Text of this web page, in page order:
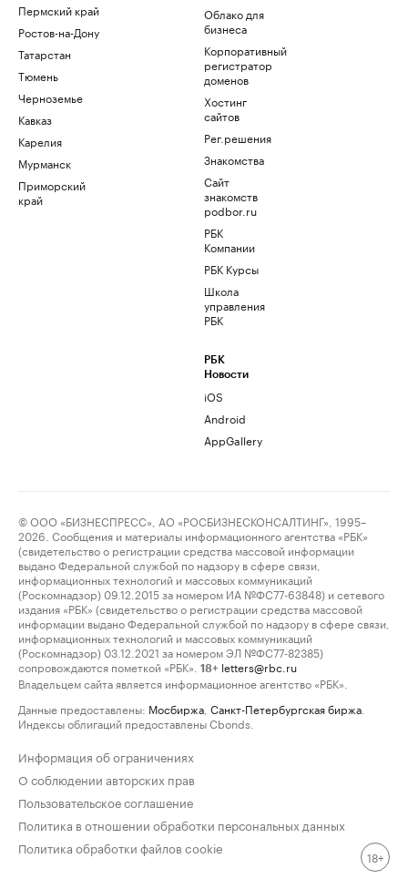
Пермский край
Ростов-на-Дону
Татарстан
Тюмень
Черноземье
Кавказ
Карелия
Мурманск
Приморский
край
Облако для
бизнеса
Корпоративный
регистратор
доменов
Хостинг
сайтов
Рег.решения
Знакомства
Сайт
знакомств
podbor.ru
РБК
Компании
РБК Курсы
Школа
управления
РБК
РБК
Новости
iOS
Android
AppGallery
© ООО «БИЗНЕСПРЕСС», АО «РОСБИЗНЕСКОНСАЛТИНГ», 1995–
2026. Сообщения и материалы информационного агентства «РБК»
(свидетельство о регистрации средства массовой информации
выдано Федеральной службой по надзору в сфере связи,
информационных технологий и массовых коммуникаций
(Роскомнадзор) 09.12.2015 за номером ИА №ФС77-63848) и сетевого
издания «РБК» (свидетельство о регистрации средства массовой
информации выдано Федеральной службой по надзору в сфере связи,
информационных технологий и массовых коммуникаций
(Роскомнадзор) 03.12.2021 за номером ЭЛ №ФС77-82385)
сопровождаются пометкой «РБК».
18+ letters@rbc.ru
Владельцем сайта является информационное агентство «РБК».
Данные предоставлены: Мосбиржа Санкт-Петербургская биржа
Индексы облигаций предоставлены Cbonds.
Информация об ограничениях
О соблюдении авторских прав
Пользовательское соглашение
Политика в отношении обработки персональных данных
Политика обработки файлов cookie
18+